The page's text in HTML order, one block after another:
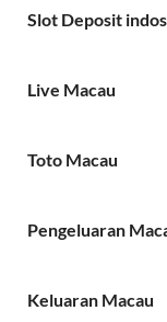
Slot Deposit
Live Macau
Toto Macau
Pengeluaran
Keluaran Macau